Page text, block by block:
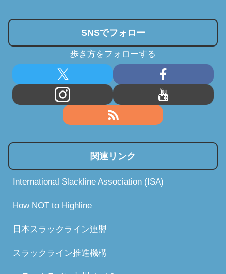
SNSでフォロー
歩き方をフォローする
関連リンク
International Slackline Association (ISA)
How NOT to Highline
日本スラックライン連盟
スラックライン推進機構